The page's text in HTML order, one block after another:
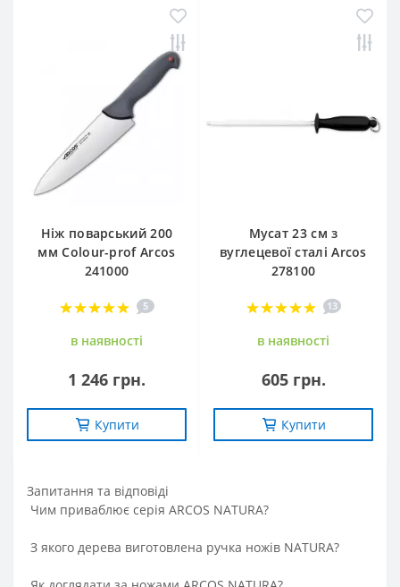
Ніж поварський 200
мм Сolour-prof Arcos
241000
5
в наявностi
1 246 грн.
Купити
Мусат 23 см з
вуглецевої сталі Arcos
278100
13
в наявностi
605 грн.
Купити
Запитання та вiдповiдi
Чим приваблює серія ARCOS NATURA?
З якого дерева виготовлена ручка ножів NATURA?